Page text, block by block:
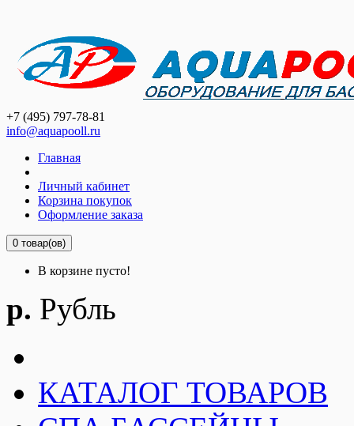
+7 (495) 797-78-81
info@aquapooll.ru
Главная
Личный кабинет
Корзина покупок
Оформление заказа
0 товар(ов)
В корзине пусто!
р. Рубль
КАТАЛОГ ТОВАРОВ